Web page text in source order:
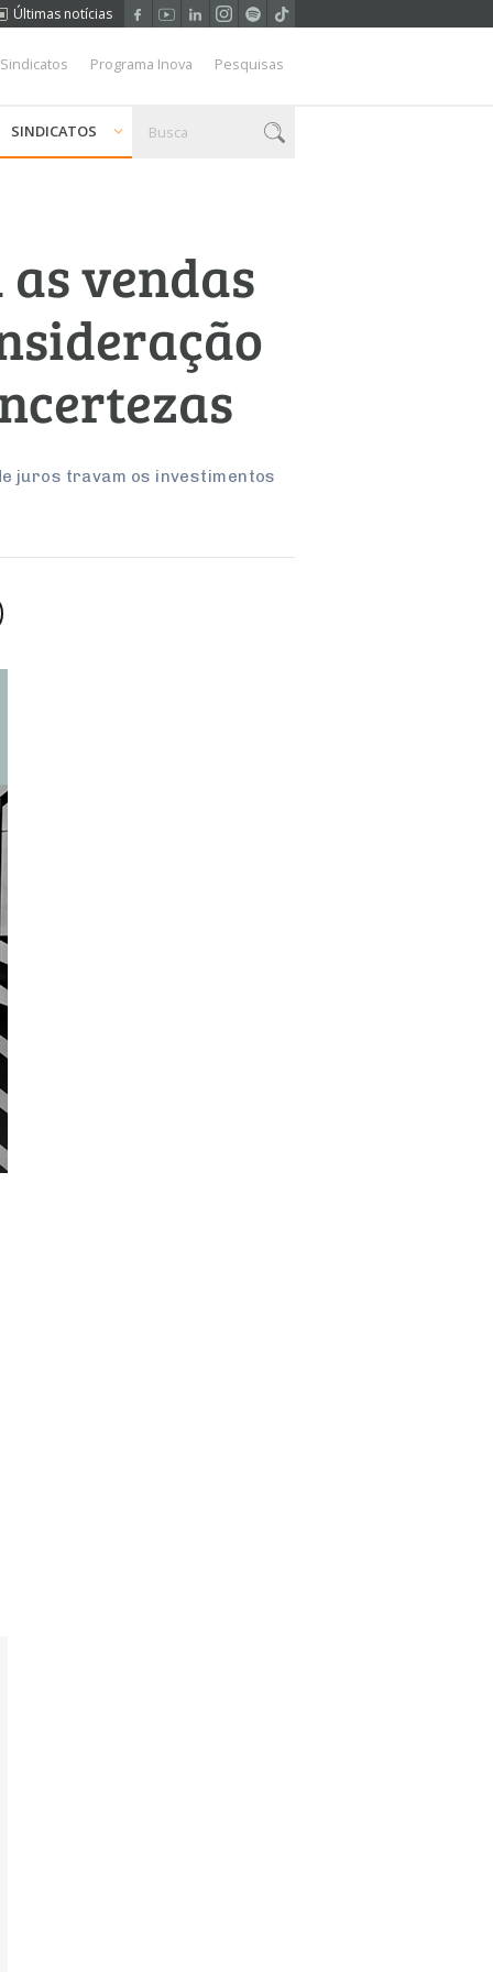
Últimas notícias
Programa Inova Pesquisas
SINDICATOS
vendas
juros travam os investimentos